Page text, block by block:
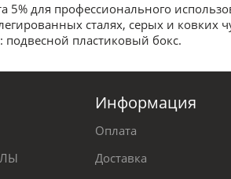
для профессионального
сталях, серых и ковких
подвесной пластиковый бокс.
Информация
Оплата
Доставка